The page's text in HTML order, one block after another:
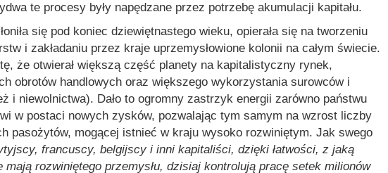
te procesy były napędzane przez potrzebę akumulacji kapitału.
się pod koniec dziewiętnastego wieku, opierała się na tworzeniu
i zakładaniu przez kraje uprzemysłowione kolonii na całym świecie.
że otwierał większą część planety na kapitalistyczny rynek,
obrotów handlowych oraz większego wykorzystania surowców i
i niewolnictwa). Dało to ogromny zastrzyk energii zarówno państwu
w postaci nowych zysków, pozwalając tym samym na wzrost liczby
pasożytów, mogącej istnieć w kraju wysoko rozwiniętym. Jak swego
francuscy, belgijscy i inni kapitaliści, dzięki łatwości, z jaką
rozwiniętego przemysłu, dzisiaj kontrolują pracę setek milionów